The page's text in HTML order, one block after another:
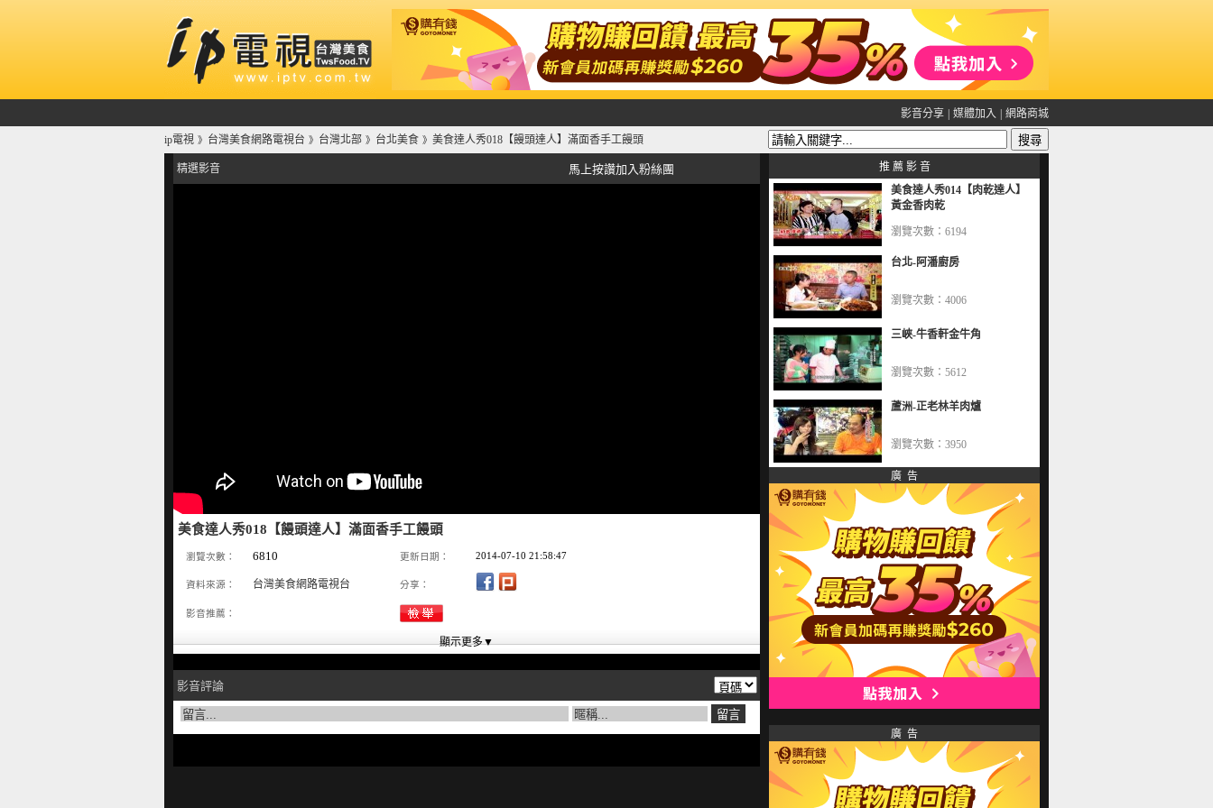
影音分享 媒體加入 網路商城
ip電視 》 台灣美食網路電視台 》 台灣北部 》 台北美食 》 美食達人秀018【饅頭達人】滿面香手工饅頭
精選影音 馬上按讚加入粉絲團
美食達人秀018【饅頭達人】滿面香手工饅頭
瀏覽次數： 6810 更新日期： 2014-07-10 21:58:47
資料來源： 台灣美食網路電視台 分享：
影音推薦：
影音評論
推 薦 影 音
美食達人秀014【肉乾達人】
黃金香肉乾
瀏覽次數：6194
台北-阿潘廚房
瀏覽次數：4006
三峽-牛香軒金牛角
瀏覽次數：5612
蘆洲-正老林羊肉爐
瀏覽次數：3950
廣 告
廣 告